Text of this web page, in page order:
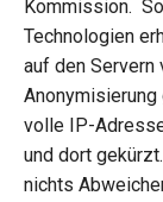
Kommission.
Technologien
auf den Servern
volle IP-
und dort
nichts